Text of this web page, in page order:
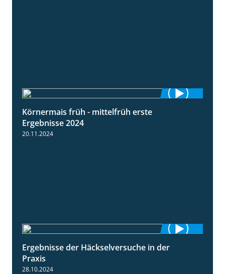
Körnermais früh - mittelfrüh erste
Ergebnisse 2024
20.11.2024
Ergebnisse der Häckselversuche in der
Praxis
28.10.2024